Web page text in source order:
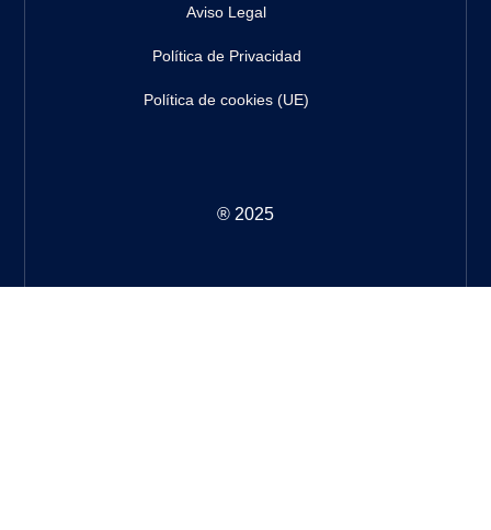
Aviso Legal
Política de Privacidad
Política de cookies (UE)
® 2025